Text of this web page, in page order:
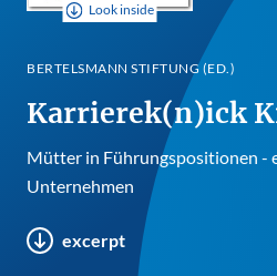
Look inside
BERTELSMANN STIFTUNG (ED.)
Karrierek(n)ick
Mütter in Führungspositionen -
Unternehmen
excerpt